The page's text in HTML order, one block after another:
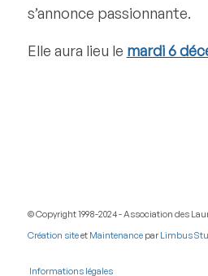
s’annonce passionnante.
Elle aura lieu le mardi 6
© Copyright 1998-2024 - Association des
Création siteet Maintenancepar Limbus
Informations légales